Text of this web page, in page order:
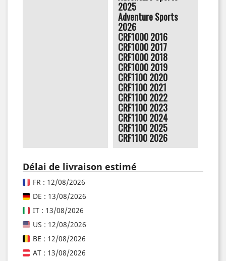
2025
Adventure Sports
2026
CRF1000 2016
CRF1000 2017
CRF1000 2018
CRF1000 2019
CRF1100 2020
CRF1100 2021
CRF1100 2022
CRF1100 2023
CRF1100 2024
CRF1100 2025
CRF1100 2026
Délai de livraison estimé
FR : 12/08/2026
DE : 13/08/2026
IT : 13/08/2026
US : 12/08/2026
BE : 12/08/2026
AT : 13/08/2026